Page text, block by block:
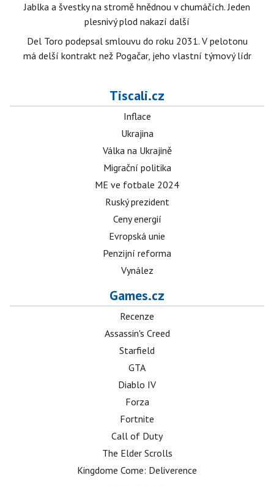
Jablka a švestky na stromě hnědnou v chumáčích. Jeden
plesnivý plod nakazí další
Del Toro podepsal smlouvu do roku 2031. V pelotonu
má delší kontrakt než Pogačar, jeho vlastní týmový lídr
Tiscali.cz
Inflace
Ukrajina
Válka na Ukrajině
Migrační politika
ME ve fotbale 2024
Ruský prezident
Ceny energií
Evropská unie
Penzijní reforma
Vynález
Games.cz
Recenze
Assassin's Creed
Starfield
GTA
Diablo IV
Forza
Fortnite
Call of Duty
The Elder Scrolls
Kingdome Come: Deliverence